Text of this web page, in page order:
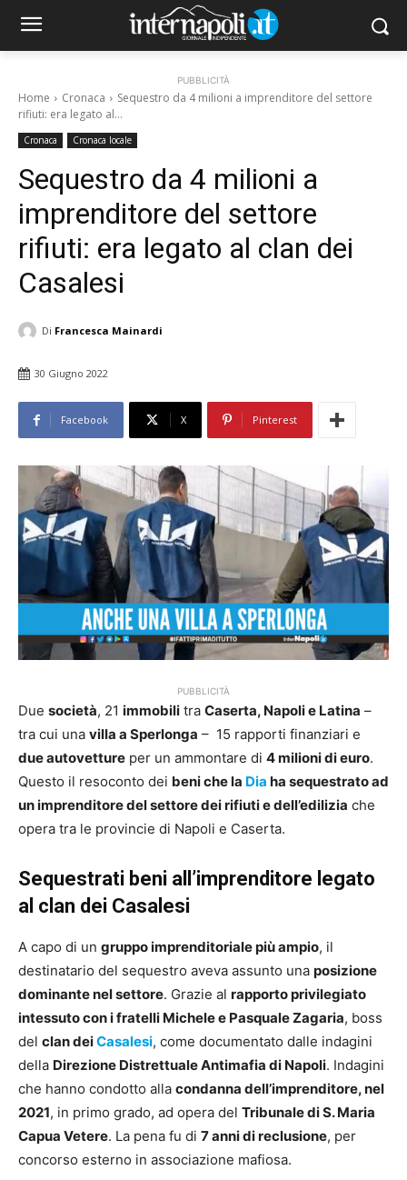
PUBBLICITÀ
Home Cronaca
Sequestro da 4 milioni a imprenditore del settore
rifiuti: era legato al...
Cronaca Cronaca locale
Sequestro da 4 milioni a
imprenditore del settore
rifiuti: era legato al clan dei
Casalesi
Di Francesca Mainardi
30 Giugno 2022
Facebook X Pinterest
PUBBLICITÀ
Due società, 21 immobili tra Caserta, Napoli e Latina –
tra cui una villa a Sperlonga – 15 rapporti finanziari e
due autovetture per un ammontare di 4 milioni di euro.
Questo il resoconto dei beni che la Dia ha sequestrato ad
un imprenditore del settore dei rifiuti e dell’edilizia che
opera tra le provincie di Napoli e Caserta.
Sequestrati beni all’imprenditore legato
al clan dei Casalesi
A capo di un gruppo imprenditoriale più ampio, il
destinatario del sequestro aveva assunto una posizione
dominante nel settore. Grazie al rapporto privilegiato
intessuto con i fratelli Michele e Pasquale Zagaria, boss
del clan deiCasalesi, come documentato dalle indagini
della Direzione Distrettuale Antimafia di Napoli. Indagini
che hanno condotto alla condanna dell’imprenditore, nel
2021, in primo grado, ad opera del Tribunale di S. Maria
Capua Vetere. La pena fu di 7 anni di reclusione, per
concorso esterno in associazione mafiosa.